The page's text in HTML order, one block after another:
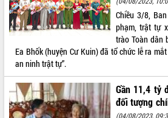
LIÊN KẾT WEB
Chiều 3/8,
phạm, trật tự
trào Toàn dân
Ea Bhốk (huyện Cư Kuin) đã tổ chức lễ ra
an ninh trật tự”.
Gần 11,4 tỷ
đối tượng
(04/08/2023,